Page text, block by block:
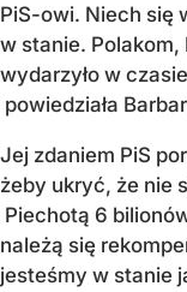
PiS-owi. Niech się
w stanie.
wydarzyło w
powiedziała
Jej zdaniem PiS
żeby ukryć, że nie
Piechotą 6
należą się
jesteśmy w stanie